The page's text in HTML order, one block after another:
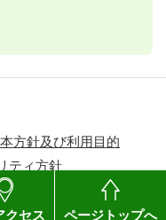
クセス ページトップへ
方針及び利用目的
ティ方針
All rights reserved.